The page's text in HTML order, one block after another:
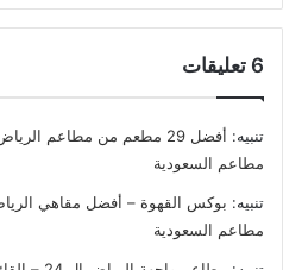
‫6 تعليقات
تنبيه:
مطاعم السعودية
تنبيه: بوكس القهوة – أفضل مقاهي
مطاعم السعودية